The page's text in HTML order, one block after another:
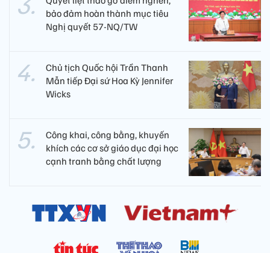
bảo đảm hoàn thành mục tiêu
Nghị quyết 57-NQ/TW
Chủ tịch Quốc hội Trần Thanh
Mẫn tiếp Đại sứ Hoa Kỳ Jennifer
Wicks
Công khai, công bằng, khuyến
khích các cơ sở giáo dục đại học
cạnh tranh bằng chất lượng​